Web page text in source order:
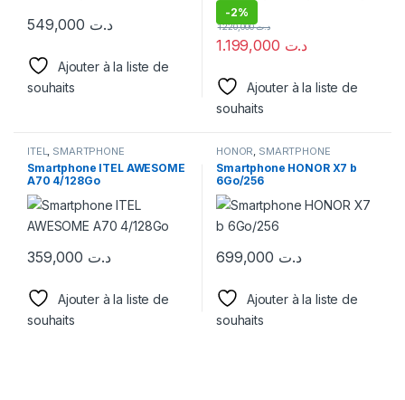
د.ت
Ajouter à la liste de
souhaits
-2%
د.ت
د.ت1.220,000
Ajouter à la liste de
souhaits
ITEL SMARTPHONE
Smartphone ITEL AWESOME
A70 4/128Go
د.ت
Ajouter à la liste de
souhaits
HONOR SMARTPHONE
Smartphone HONOR X7 b
6Go/256
د.ت
Ajouter à la liste de
souhaits